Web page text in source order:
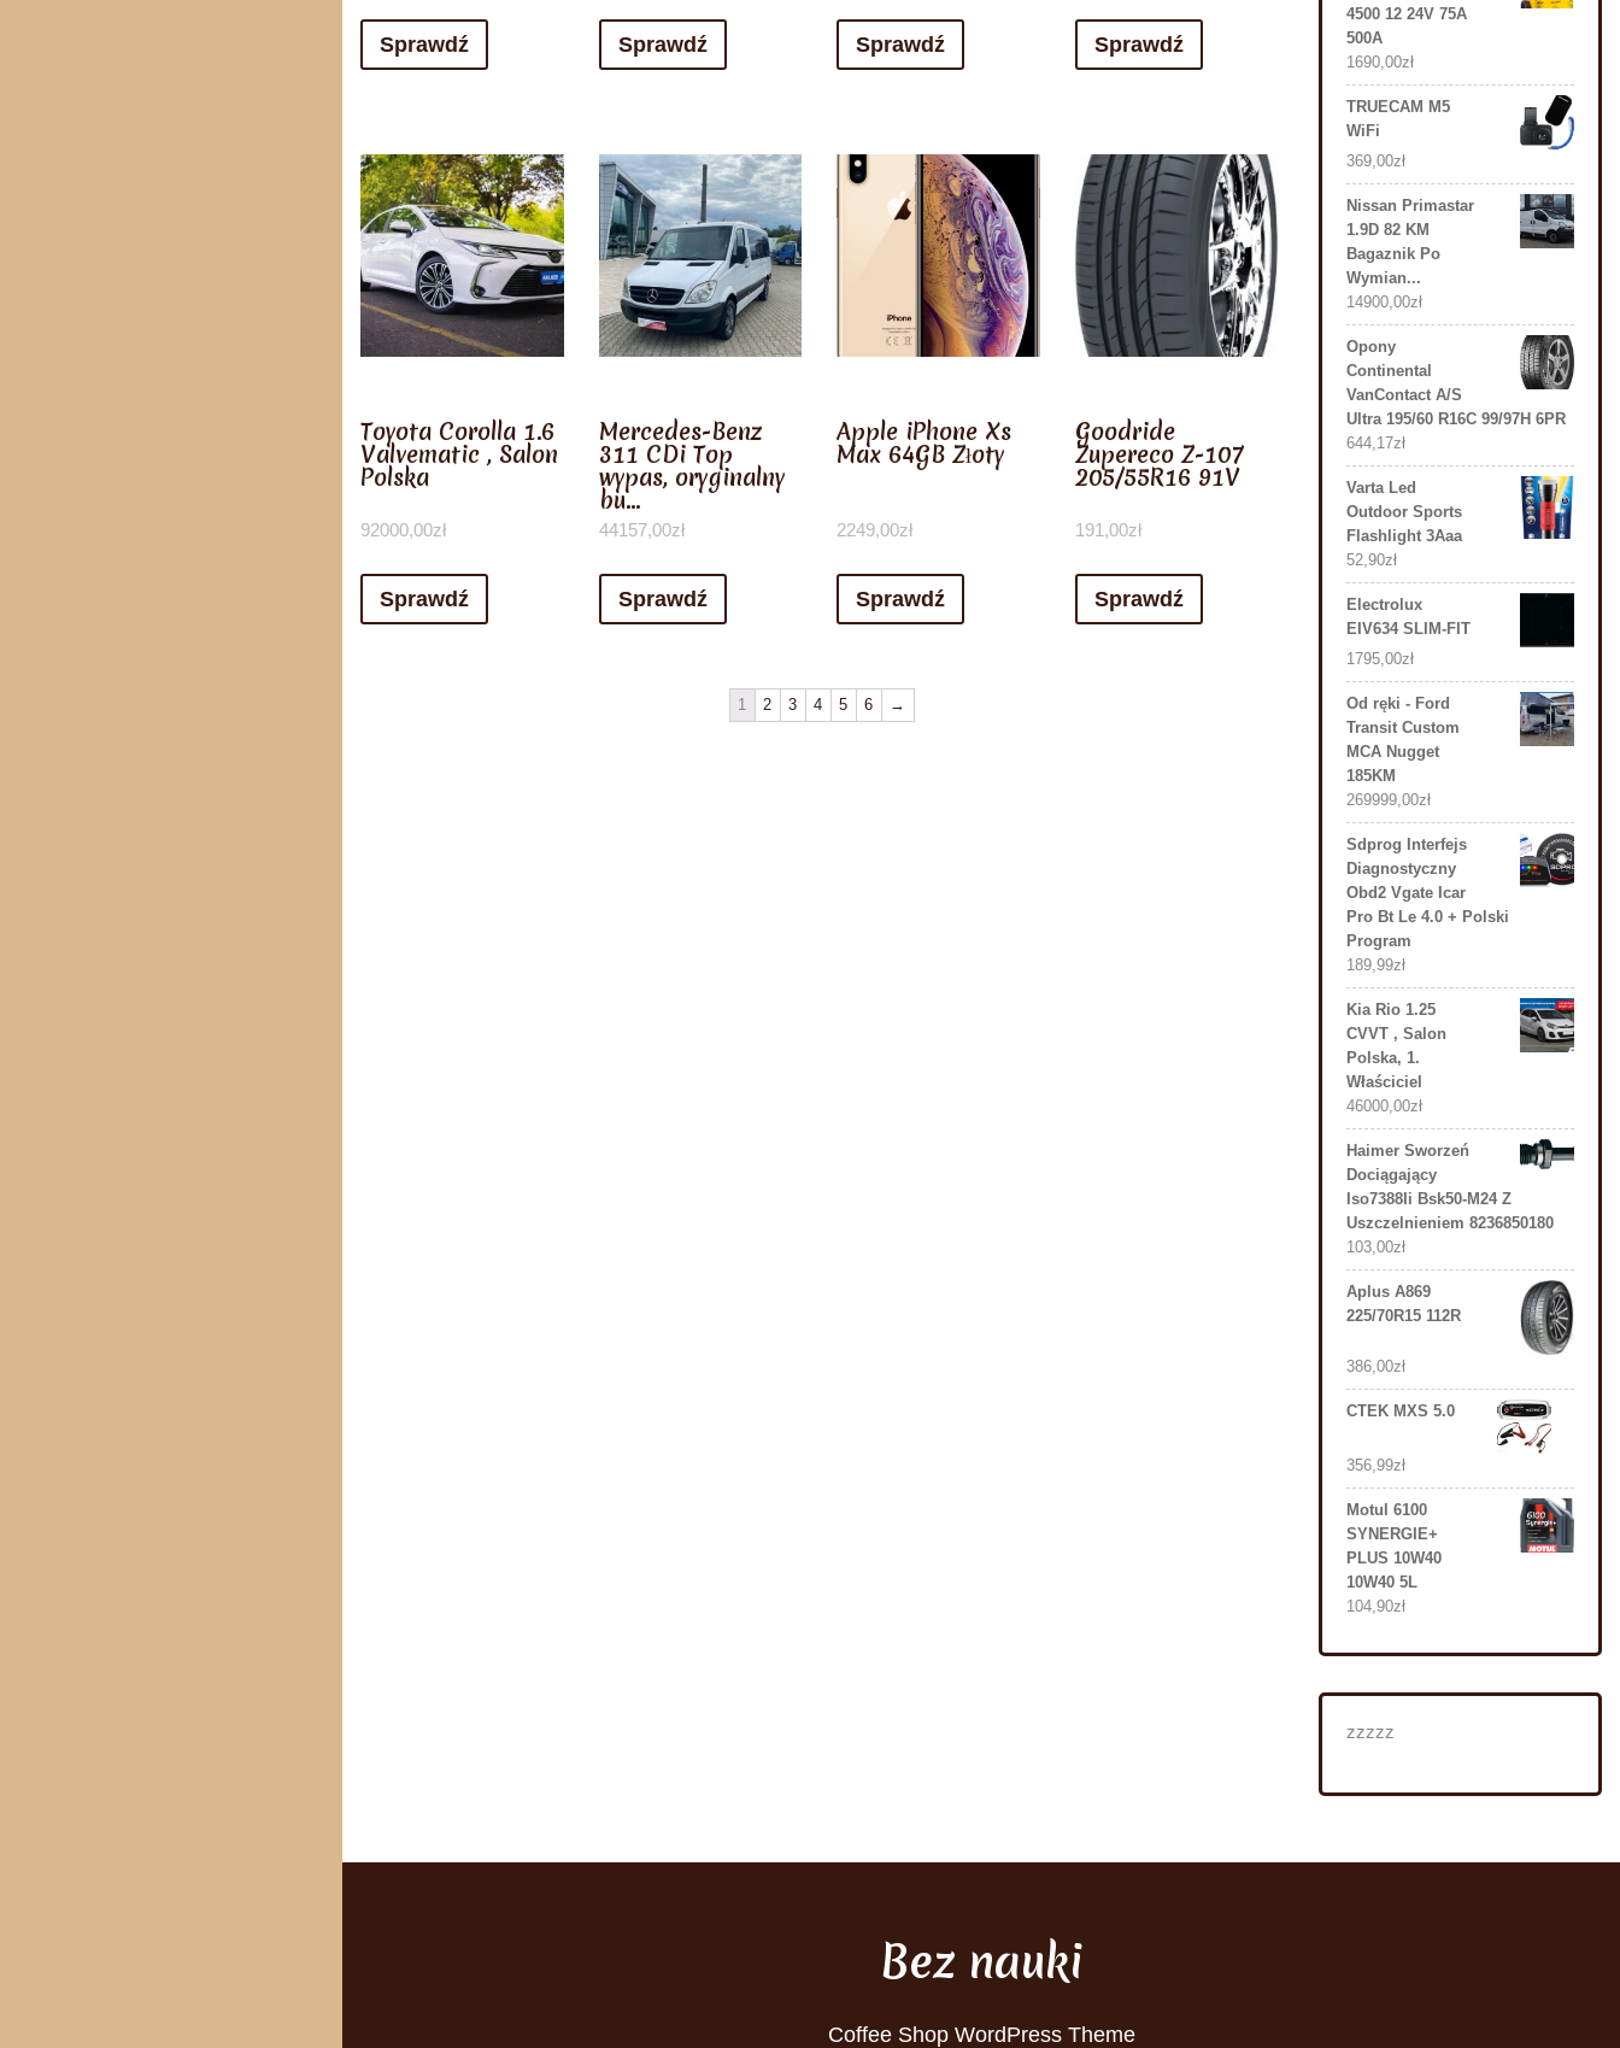
Sprawdź Sprawdź Sprawdź Sprawdź
Toyota Corolla 1.6
Valvematic , Salon
Polska
92000,00zł
Sprawdź
Mercedes-Benz
311 CDi Top
wypas, oryginalny
bu…
44157,00zł
Sprawdź
Apple iPhone Xs
Max 64GB Złoty
2249,00zł
Sprawdź
Goodride
Zupereco Z-107
205/55R16 91V
191,00zł
Sprawdź
1 2 3 4 5 6 →
4500 12 24V 75A
500A
1690,00zł
TRUECAM M5
WiFi
369,00zł
Nissan Primastar
1.9D 82 KM
Bagaznik Po
Wymian...
14900,00zł
Opony
Continental
VanContact A/S
Ultra 195/60 R16C 99/97H 6PR
644,17zł
Varta Led
Outdoor Sports
Flashlight 3Aaa
52,90zł
Electrolux
EIV634 SLIM-FIT
1795,00zł
Od ręki - Ford
Transit Custom
MCA Nugget
185KM
269999,00zł
Sdprog Interfejs
Diagnostyczny
Obd2 Vgate Icar
Pro Bt Le 4.0 + Polski
Program
189,99zł
Kia Rio 1.25
CVVT , Salon
Polska, 1.
Właściciel
46000,00zł
Haimer Sworzeń
Dociągający
Iso7388Ii Bsk50-M24 Z
Uszczelnieniem 8236850180
103,00zł
Aplus A869
225/70R15 112R
386,00zł
CTEK MXS 5.0
356,99zł
Motul 6100
SYNERGIE+
PLUS 10W40
10W40 5L
104,90zł
zzzzz
Bez nauki
Coffee Shop WordPress Theme